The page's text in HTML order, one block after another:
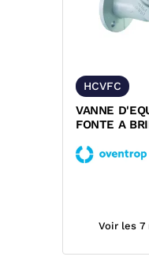
HCVFC
VANNE
FONTE A
OVENTROP
Voir les 7